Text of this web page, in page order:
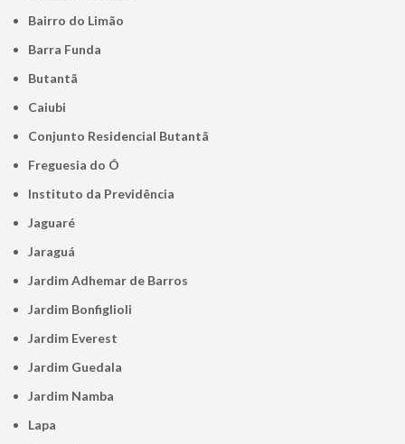
Bairro do Limão
Barra Funda
Butantã
Caiubi
Conjunto Residencial Butantã
Freguesia do Ó
Instituto da Previdência
Jaguaré
Jaraguá
Jardim Adhemar de Barros
Jardim Bonfiglioli
Jardim Everest
Jardim Guedala
Jardim Namba
Lapa